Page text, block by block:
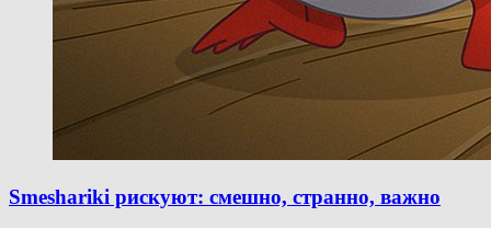
Smeshariki рискуют: смешно, странно, важно